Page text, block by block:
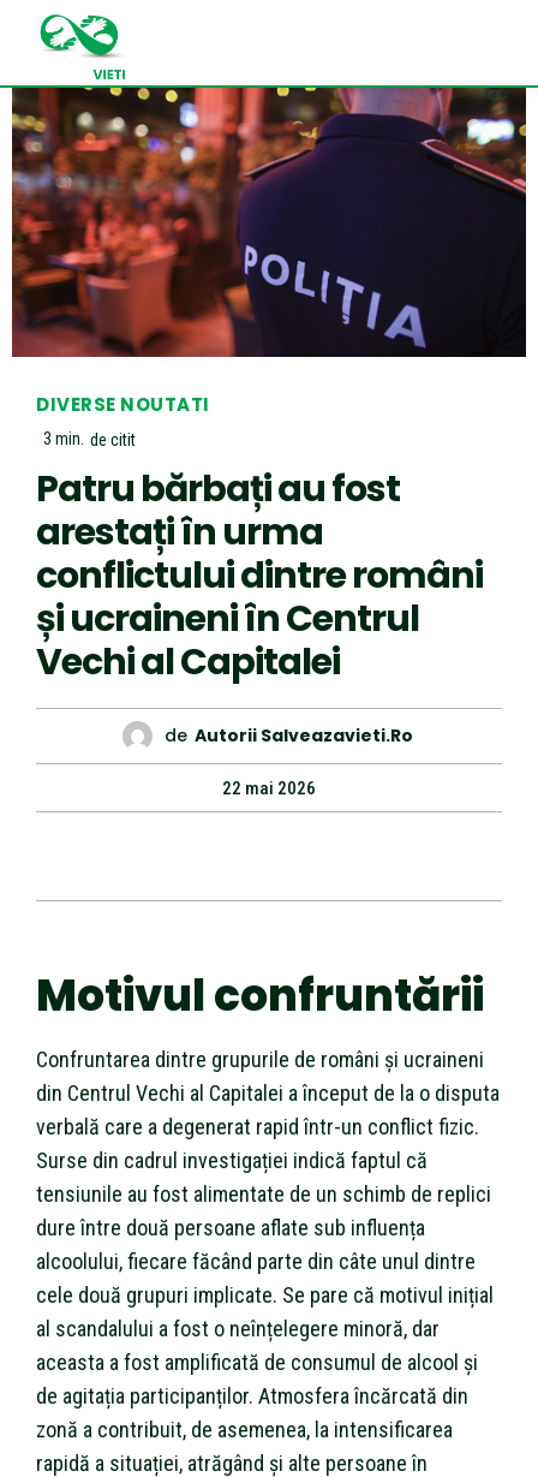
DIVERSE NOUTATI
3 min. de citit
Patru bărbați au fost
arestați în urma
conflictului dintre români
și ucraineni în Centrul
Vechi al Capitalei
de Autorii Salveazavieti.ro
22 mai 2026
Motivul confruntării
Confruntarea dintre grupurile de români și ucraineni
din Centrul Vechi al Capitalei a început de la o disputa
verbală care a degenerat rapid într-un conflict fizic.
Surse din cadrul investigației indică faptul că
tensiunile au fost alimentate de un schimb de replici
dure între două persoane aflate sub influența
alcoolului, fiecare făcând parte din câte unul dintre
cele două grupuri implicate. Se pare că motivul inițial
al scandalului a fost o neînțelegere minoră, dar
aceasta a fost amplificată de consumul de alcool și
de agitația participanților. Atmosfera încărcată din
zonă a contribuit, de asemenea, la intensificarea
rapidă a situației, atrăgând și alte persoane în